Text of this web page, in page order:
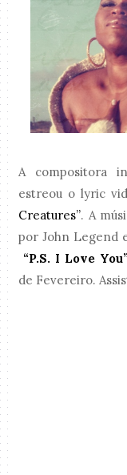
A compositora
estreou o lyric
Creatures”. A
por John Legend
“P.S. I Love
de Fevereiro.